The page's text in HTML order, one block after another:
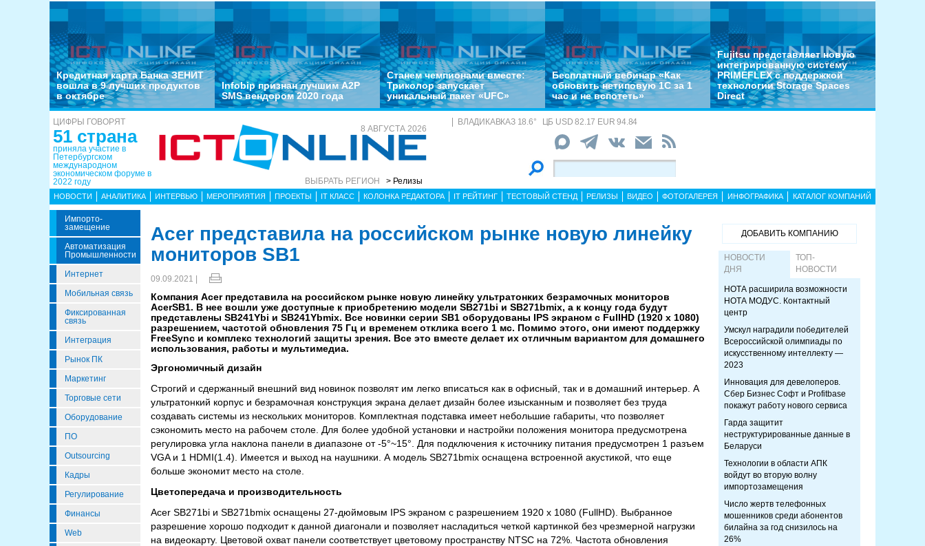
Кредитная карта Банка ЗЕНИТ
вошла в 9 лучших продуктов
в октябре
Infobip признан лучшим A2P
SMS вендором 2020 года
Станем чемпионами вместе:
Триколор запускает
уникальный пакет «UFC»
Бесплатный вебинар «Как
обновить нетиповую 1С за 1
час и не вспотеть»
Fujitsu представляет новую
интегрированную систему
PRIMEFLEX с поддержкой
технологии Storage Spaces
Direct
ЦИФРЫ ГОВОРЯТ
51 страна
приняла участие в
Петербургском
международном
экономическом форуме в
2022 году
8 АВГУСТА 2026
ВЫБРАТЬ РЕГИОН > Релизы
ВЛАДИКАВКАЗ 18.6° ЦБ USD 82.17 EUR 94.84
НОВОСТИ АНАЛИТИКА ИНТЕРВЬЮ МЕРОПРИЯТИЯ ПРОЕКТЫ IT КЛАСС КОЛОНКА РЕДАКТОРА IT РЕЙТИНГ ТЕСТОВЫЙ СТЕНД РЕЛИЗЫ ВИДЕО ФОТОГАЛЕРЕЯ ИНФОГРАФИКА КАТАЛОГ КОМПАНИЙ
Импорто­
Замещение
Автоматизация
Промышленности
Интернет
Мобильная связь
Фиксированная
связь
Интеграция
Рынок ПК
Маркетинг
Торговые сети
Оборудование
ПО
Outsourcing
Кадры
Регулирование
Финансы
Web
Acer представила на российском рынке новую линейку
мониторов SB1
09.09.2021 |
Компания Acer представила на российском рынке новую линейку ультратонких безрамочных мониторов
AcerSB1. В нее вошли уже доступные к приобретению модели SB271bi и SB271bmix, а к концу года будут
представлены SB241Ybi и SB241Ybmix. Все новинки серии SB1 оборудованы IPS экраном с FullHD (1920 х 1080)
разрешением, частотой обновления 75 Гц и временем отклика всего 1 мс. Помимо этого, они имеют поддержку
FreeSync и комплекс технологий защиты зрения. Все это вместе делает их отличным вариантом для домашнего
использования, работы и мультимедиа.
Эргономичный дизайн
Строгий и сдержанный внешний вид новинок позволят им легко вписаться как в офисный, так и в домашний интерьер. А
ультратонкий корпус и безрамочная конструкция экрана делает дизайн более изысканным и позволяет без труда
создавать системы из нескольких мониторов. Комплектная подставка имеет небольшие габариты, что позволяет
сэкономить место на рабочем столе. Для более удобной установки и настройки положения монитора предусмотрена
регулировка угла наклона панели в диапазоне от -5°~15°. Для подключения к источнику питания предусмотрен 1 разъем
VGA и 1 HDMI(1.4). Имеется и выход на наушники. А модель SB271bmix оснащена встроенной акустикой, что еще
больше экономит место на столе.
Цветопередача и производительность
Acer SB271bi и SB271bmix оснащены 27-дюймовым IPS экраном с разрешением 1920 х 1080 (FullHD). Выбранное
разрешение хорошо подходит к данной диагонали и позволяет насладиться четкой картинкой без чрезмерной нагрузки
на видеокарту. Цветовой охват панели соответствует цветовому пространству NTSC на 72%. Частота обновления
ДОБАВИТЬ КОМПАНИЮ
НОВОСТИ
ДНЯ
ТОП-
НОВОСТИ
НОТА расширила возможности
НОТА МОДУС. Контактный
центр
Умскул наградили победителей
Всероссийской олимпиады по
искусственному интеллекту —
2023
Инновация для девелоперов.
Сбер Бизнес Софт и Profitbase
покажут работу нового сервиса
Гарда защитит
неструктурированные данные в
Беларуси
Технологии в области АПК
войдут во вторую волну
импортозамещения
Число жертв телефонных
мошенников среди абонентов
билайна за год снизилось на
26%